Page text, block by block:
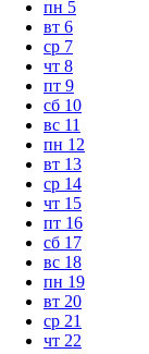
пн 5
вт 6
ср 7
чт 8
пт 9
сб 10
вс 11
пн 12
вт 13
ср 14
чт 15
пт 16
сб 17
вс 18
пн 19
вт 20
ср 21
чт 22